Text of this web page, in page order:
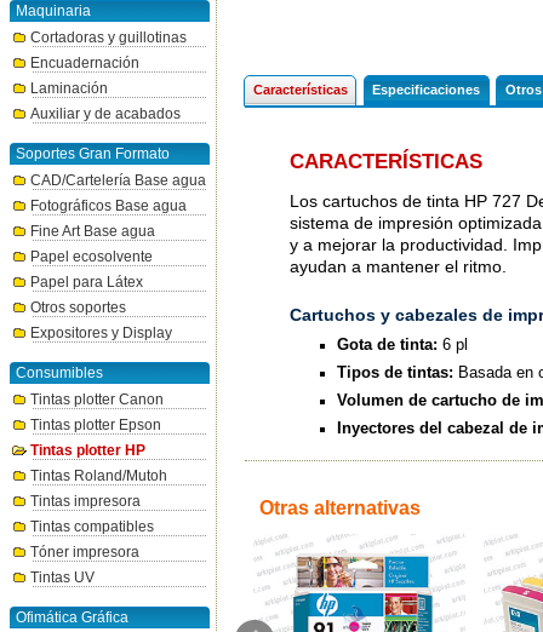
Maquinaria
Cortadoras y guillotinas
Encuadernación
Laminación
Auxiliar y de acabados
Soportes Gran Formato
CAD/Cartelería Base agua
Fotográficos Base agua
Fine Art Base agua
Papel ecosolvente
Papel para Látex
Otros soportes
Expositores y Display
Consumibles
Tintas plotter Canon
Tintas plotter Epson
Tintas plotter HP
Tintas Roland/Mutoh
Tintas impresora
Tintas compatibles
Tóner impresora
Tintas UV
Ofimática Gráfica
Características Especificaciones
CARACTERÍSTICAS
Los cartuchos de tinta HP 727
sistema de impresión
y a mejorar la productividad.
ayudan a mantener el ritmo.
Cartuchos y cabezales de
Gota de tinta: 6 pl
Tipos de tintas: Basada en
Volumen de cartucho de
Inyectores del cabezal de
Otras alternativas